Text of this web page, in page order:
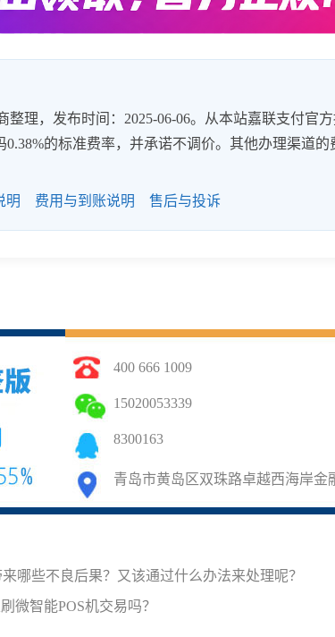
理，发布时间：2025-06-06。从本站嘉联支付官
0.38%的标准费率，并承诺不调价。其他办理渠道
明 费用与到账说明 售后与投诉
400 666 1009
15020053339
8300163
青岛市黄岛区双珠路卓越西海岸金
哪些不良后果？又该通过什么办法来处理呢？
微智能POS机交易吗？